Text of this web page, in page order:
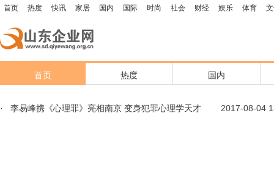
首页 热度 快讯 家居 国内 国际 时尚 社会 财经 娱乐 体育
首页 热度 国内
· 李易峰携《心理罪》亮相南京 变身犯罪心理学天才 2017-08-04